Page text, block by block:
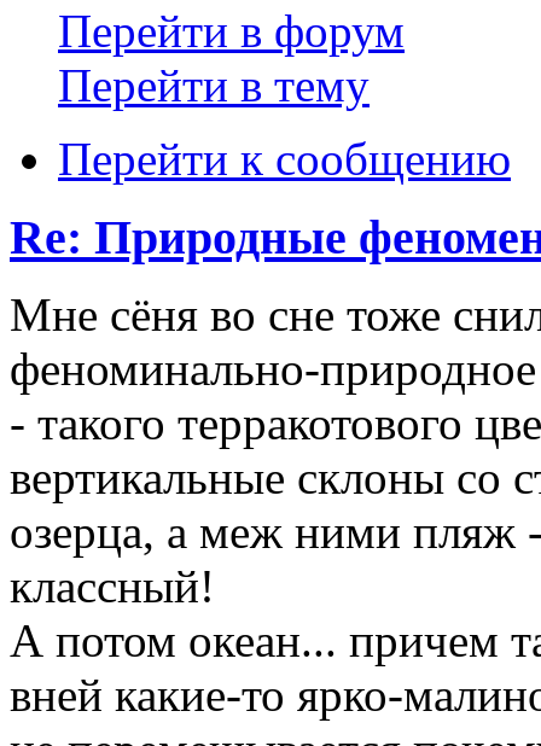
Перейти в форум
Перейти в тему
Перейти к сообщению
Re: Природные
Мне сёня во сне тоже
феноминально-природное
- такого терракотового
вертикальные склоны со
озерца, а меж ними пляж
классный!
А потом океан... причем
вней какие-то ярко-